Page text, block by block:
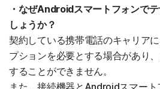
・なぜAndroidスマートフォンで
しょうか？
契約している携帯電話のキャリア
プションを必要とする場合があり
することができません。
また、接続機器とAndroidスマー